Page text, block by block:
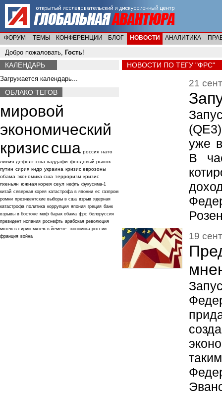
ФОРУМ ТЕМЫ КОНФЕРЕНЦИИ БЛОГ НОВОСТИ АНАЛИТИКА
Добро пожаловать, Гость!
НОВОСТИ ПО ТЕГУ "ФРС"
21
уже
В
19
КАЛЕНДАРЬ
Загружается календарь...
ОБЛАКО ТЕГОВ
мировой
экономический
кризиссша россия нато
ливия дефолт сша каддафи фондовый рынок
путин сирия кндр украина кризис еврозоны
обама экономика сша терроризм кризис
пхеньян южная корея сеул нефть фукусима-1
китай северная корея катастрофа в японии ес газпром
ромни президентские выборы в сша взрыв ядерная
катастрофа политика коррупция япония греция банк
взрывы в бостоне мвф барак обама фрс белоруссия
президент испания роснефть арабская революция
мятеж в сирии мятеж в йемене экономика россии
франция война